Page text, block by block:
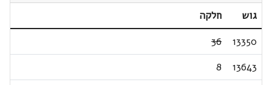
גוש
חלקה
13350
36
13643
8